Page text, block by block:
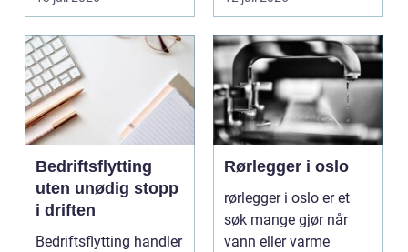
hagen, ogs...
tilkn...
Bedriftsflytting
uten unødig stopp
i driften
Bedriftsflytting handler
Rørlegger i oslo
rørlegger i oslo er et
søk mange gjør når
vann eller varme